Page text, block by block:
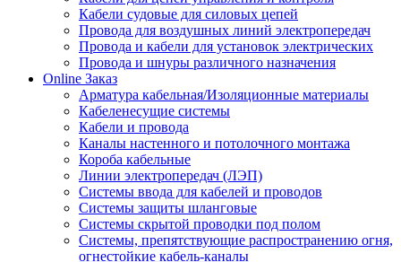
Кабели судовые для силовых цепей
Провода для воздушных линий электропередач
Провода и кабели для установок электрических
Провода и шнуры различного назначения
Online Заказ
Арматура кабельная/Изоляционные материалы
Кабеленесущие системы
Кабели и провода
Каналы настенного и потолочного монтажа
Короба кабельные
Линии электропередач (ЛЭП)
Системы ввода для кабелей и проводов
Системы защиты шланговые
Системы скрытой проводки под полом
Системы, препятствующие распространению огня,
огнестойкие кабель-каналы